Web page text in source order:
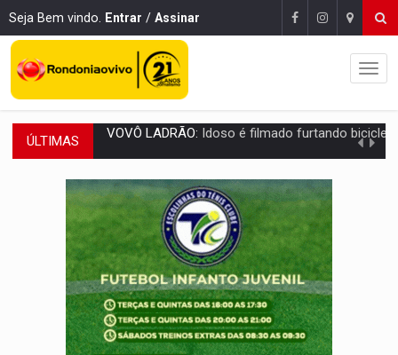
Seja Bem vindo. Entrar / Assinar
ÚLTIMAS JUSTIÇA:Comarca de Nova Mamoré terá seu primeiro
ADAILTON FÚRIA:Assessoria denuncia suposto ataque com perfis
VÍDEO: Motoboy de delivery sofre fratura após mulher
ELEIÇÕES 2026:Ulisses Guimarães e as nuvens no céu de Rondônia –
DECISÃO REVISADA:Nunes Marques reduz pena de Acir Gurgacz e declara
CONEXÃO RONDONIAOVIVO:Museólogo Antônio Ocampo lança livro